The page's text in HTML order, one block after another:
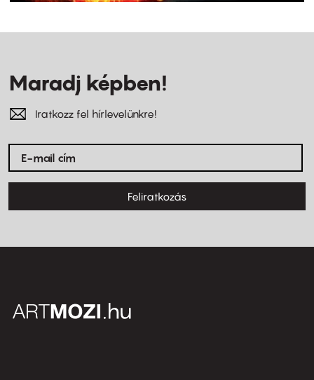
Maradj képben!
Iratkozz fel hírlevelünkre!
Feliratkozás